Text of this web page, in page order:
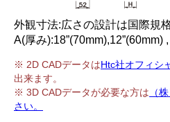
外観寸法:広さの設計は国際規
A(厚み):18”(70mm),12”(60mm)
※ 2D CADデータはHtc社オフィシ
出来ます。
※ 3D CADデータが必要な方は （
さい。